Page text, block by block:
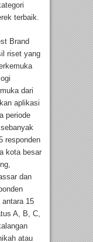
terbaik.
Brand
riset yang
dari
aplikasi
periode
responden
kota besar
dan
antara 15
A, B, C,
atau